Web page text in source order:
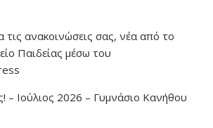
τις ανακοινώσεις σας, νέα από το
Παιδείας μέσω του
– Ιούλιος 2026 – Γυμνάσιο Κανήθου